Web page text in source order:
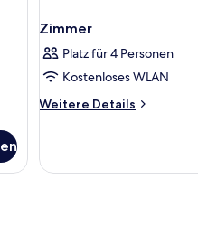
Zimmer
Platz für 4 Personen
Kostenloses WLAN
Weitere Details
Weitere